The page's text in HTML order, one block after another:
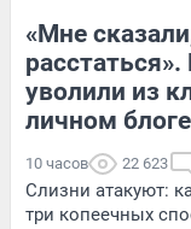
«Мне
уволили из
личном блоге
10 часов 22 623
Слизни атакуют:
три копеечных